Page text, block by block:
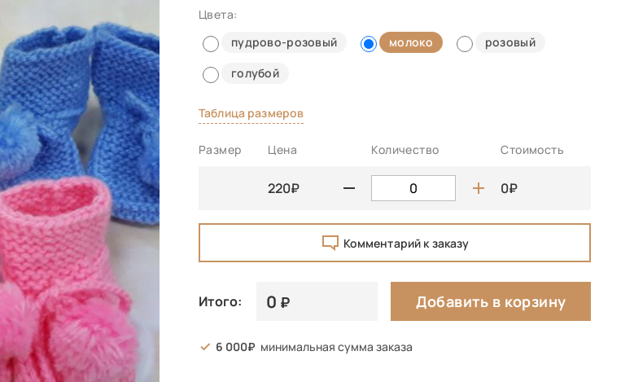
Цвета:
пудрово-розовый
молоко
розовый
голубой
Таблица размеров
Размер Цена Количество Стоимость
220 0
Комментарий к заказу
Итого: 0 Добавить в корзину
6 000 минимальная сумма заказа